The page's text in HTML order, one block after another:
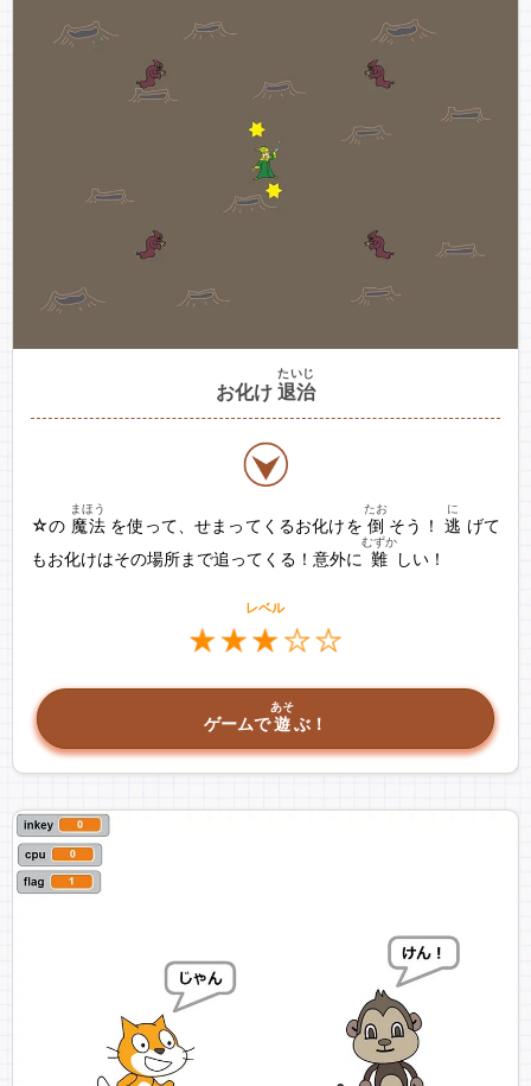
お化け 退治
たいじ
☆の 魔法
まほう
を使って、せまってくるお化けを 倒
たお
そう！ 逃
に
げて
もお化けはその場所まで追ってくる！意外に 難
むずか
しい！
レベル
ゲームで遊
あそ
ぶ！